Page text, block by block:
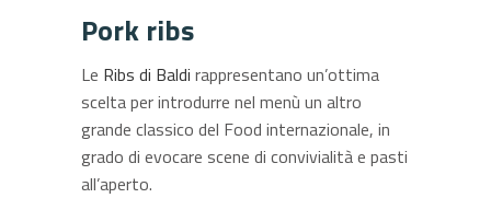
Pork ribs
Le Ribs di Baldi rappresentano un’ottima
scelta per introdurre nel menù un altro
grande classico del Food internazionale, in
grado di evocare scene di convivialità e pasti
all’aperto.